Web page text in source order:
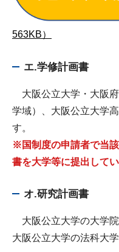
563KB）
エ.学修計画書
大阪公立大学・大阪府
学域）、大阪公立大学
す。
※国制度の申請者で当
書を大学等に提出して
オ.研究計画書
大阪公立大学の大学院
大阪公立大学の法科大